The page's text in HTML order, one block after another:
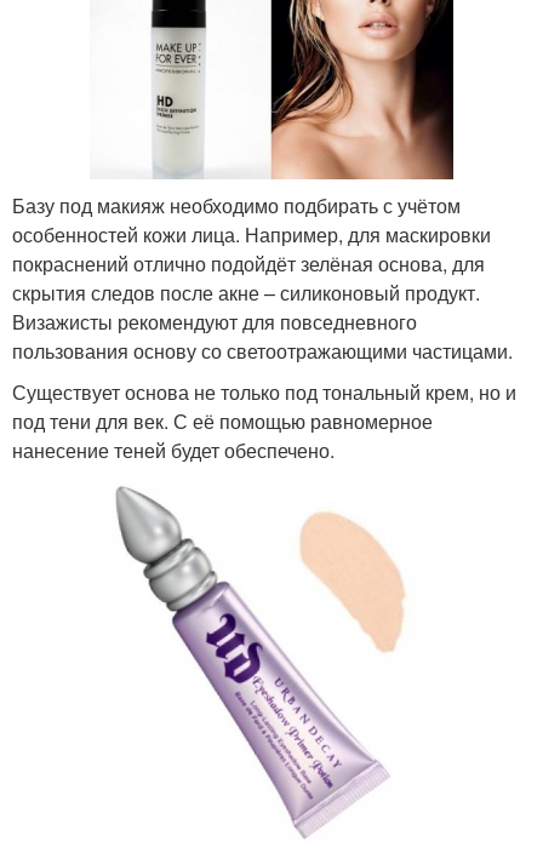
Базу под макияж необходимо подбирать с учётом
особенностей кожи лица. Например, для маскировки
покраснений отлично подойдёт зелёная основа, для
скрытия следов после акне – силиконовый продукт.
Визажисты рекомендуют для повседневного
пользования основу со светоотражающими частицами.
Существует основа не только под тональный крем, но и
под тени для век. С её помощью равномерное
нанесение теней будет обеспечено.